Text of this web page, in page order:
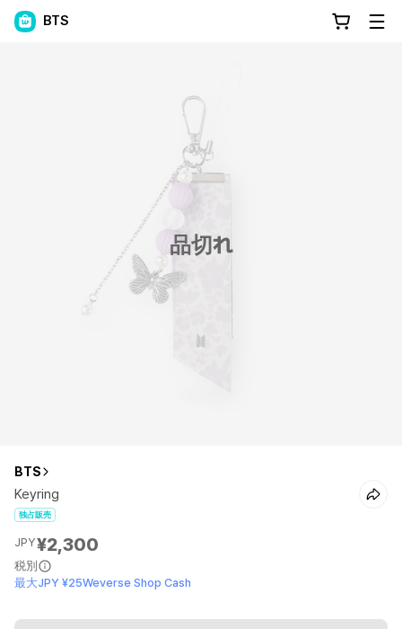
BTS
品切れ
BTS
Keyring
独占販売
JPY¥2,300
税別
最大JPY ¥25Weverse Shop Cash